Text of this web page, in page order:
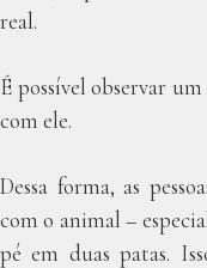
real.
É possível observar
com ele.
Dessa forma, as
com o animal –
pé em duas patas.